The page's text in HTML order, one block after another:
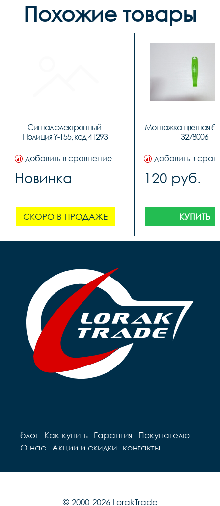
Похожие товары
Сигнал электронный
Полиция Y-155, код 41293
добавить в сравнение
Новинка
СКОРО В ПРОДАЖЕ
Монтажка цветная
3278006
добавить в
120 руб.
КУПИТЬ
блог Как купить Гарантия
Покупателю
О нас
Акции и скидки контакты
© 2000-2026 LorakTrade